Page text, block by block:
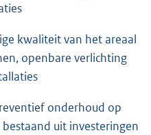
kwaliteit van het areaal
openbare verlichting
onderhoud op
uit investeringen